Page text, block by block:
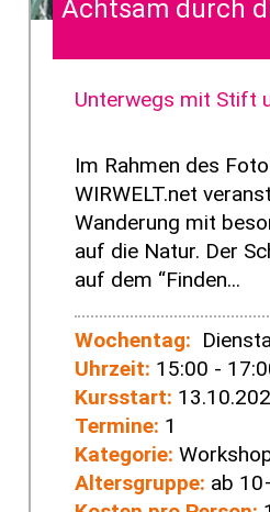
Achtsam durch
Unterwegs mit Stift
Im Rahmen des
WIRWELT.net
Wanderung mit
auf die Natur. Der
auf dem “Finden...
Wochentag:
Uhrzeit: 15:00 -
Kursstart:
Termine: 1
Kategorie:
Altersgruppe: ab